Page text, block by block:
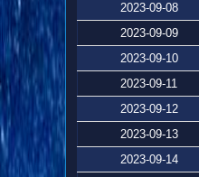
2023-09-08
2023-09-09
2023-09-10
2023-09-11
2023-09-12
2023-09-13
2023-09-14